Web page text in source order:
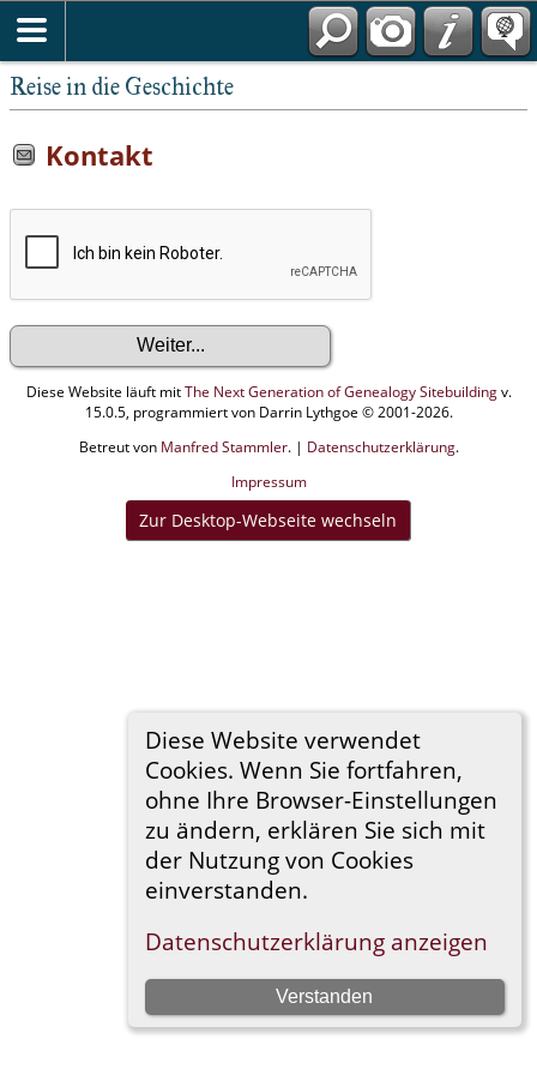
Reise in die Geschichte
Diese Website verwendet
Cookies. Wenn Sie fortfahren,
ohne Ihre Browser-Einstellungen
zu ändern, erklären Sie sich mit
der Nutzung von Cookies
einverstanden.
Datenschutzerklärung anzeigen
Verstanden
Kontakt
Diese Website läuft mitThe Next Generation of Genealogy Sitebuildingv.
15.0.5, programmiert von Darrin Lythgoe © 2001-2026.
Betreut von Manfred Stammler. | Datenschutzerklärung.
Impressum
Zur Desktop-Webseite wechseln